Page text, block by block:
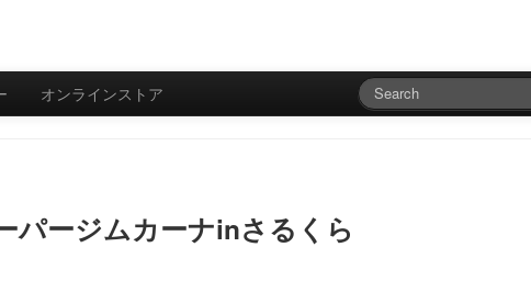
オンラインストア
パージムカーナinさるくら